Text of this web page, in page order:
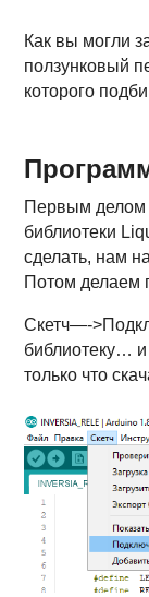
Как вы могли
ползунковый
которого
Первым делом
библиотеки
сделать, нам
Потом делаем
Скетч—-
библиотеку…
только что